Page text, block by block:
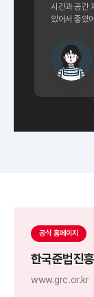
시간과 공간
있어서 좋았
공식 홈페이지
한국준법진
www.grc.or.kr